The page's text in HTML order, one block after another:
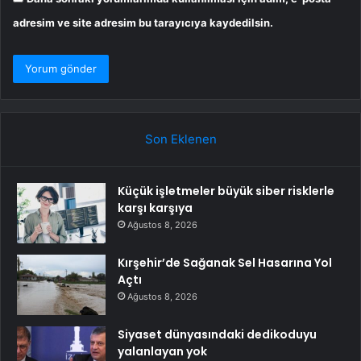
adresim ve site adresim bu tarayıcıya kaydedilsin.
Son Eklenen
Küçük işletmeler büyük siber risklerle
karşı karşıya
Ağustos 8, 2026
Kırşehir’de Sağanak Sel Hasarına Yol
Açtı
Ağustos 8, 2026
Siyaset dünyasındaki dedikoduyu
yalanlayan yok